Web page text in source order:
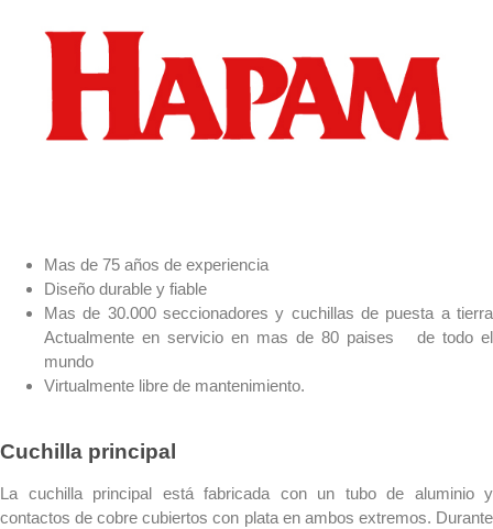
Mas de 75 años de experiencia
Diseño durable y fiable
Mas de 30.000 seccionadores y cuchillas de puesta a tierra
Actualmente en servicio en mas de 80 paises de todo el
mundo
Virtualmente libre de mantenimiento.
Cuchilla principal
La cuchilla principal está fabricada con un tubo de aluminio y
contactos de cobre cubiertos con plata en ambos extremos. Durante